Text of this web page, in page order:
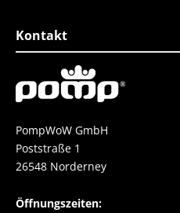
Kontakt
PompWoW GmbH
Poststraße 1
26548 Norderney
Öffnungszeiten: